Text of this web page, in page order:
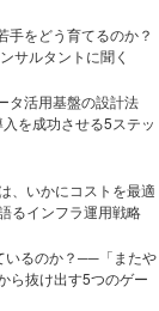
手をどう育てるのか？
サルタントに聞く
タ活用基盤の設計法
を成功させる5ステッ
、いかにコストを最適
るインフラ運用戦略
いるのか？──「またや
ら抜け出す5つのゲー